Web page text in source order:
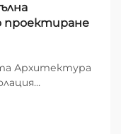
проектиране
Архитектура
в
всякога. На